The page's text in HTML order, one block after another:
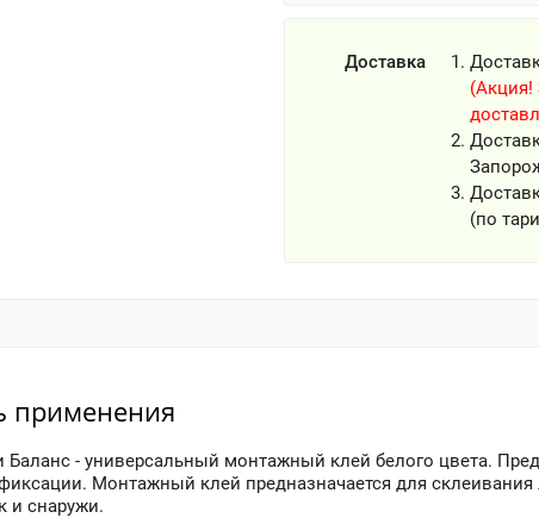
Доставка
(Акция!
(по
применения
- универсальный монтажный клей белого цвета.
Монтажный клей предназначается для
и снаружи.